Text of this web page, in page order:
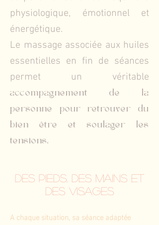
physiologique, émotionnel et
énergétique.
Le massage associée aux huiles
essentielles en fin de séances
permet un véritable
accompagnement de la
personne pour retrouver du
bien être et soulager les
tensions.
Des pieds, des mains et
des visages
A chaque situation, sa séance adaptée